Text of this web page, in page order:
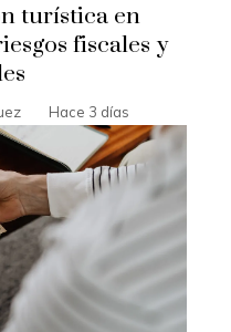
turística en
fiscales y
Hace 3 días